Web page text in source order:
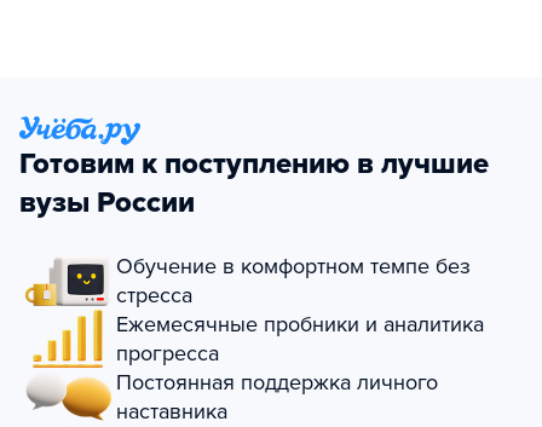
Готовим к поступлению в лучшие
вузы России
Обучение в комфортном темпе без
стресса
Ежемесячные пробники и аналитика
прогресса
Постоянная поддержка личного
наставника